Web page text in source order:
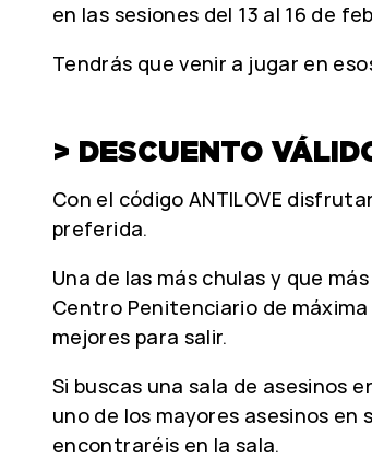
en las sesiones del 13 al 16 de
Tendrás que venir a jugar en
> DESCUENTO
Con el código ANTILOVE
preferida.
Una de las más chulas y que
Centro Penitenciario de
mejores para salir.
Si buscas una sala de asesinos
uno de los mayores asesinos
encontraréis en la sala.